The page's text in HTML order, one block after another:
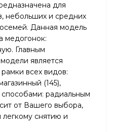
для
небольших и средних
Данная модель
медогонок:
Главным
является
всех видов:
(145),
радиальным
от Вашего выбора,
снятию и